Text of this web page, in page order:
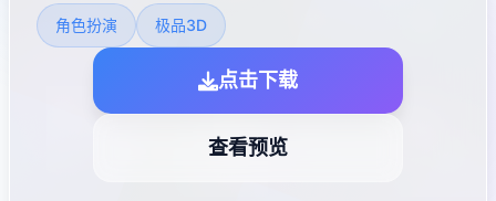
角色扮演 极品3D
点击下载
查看预览